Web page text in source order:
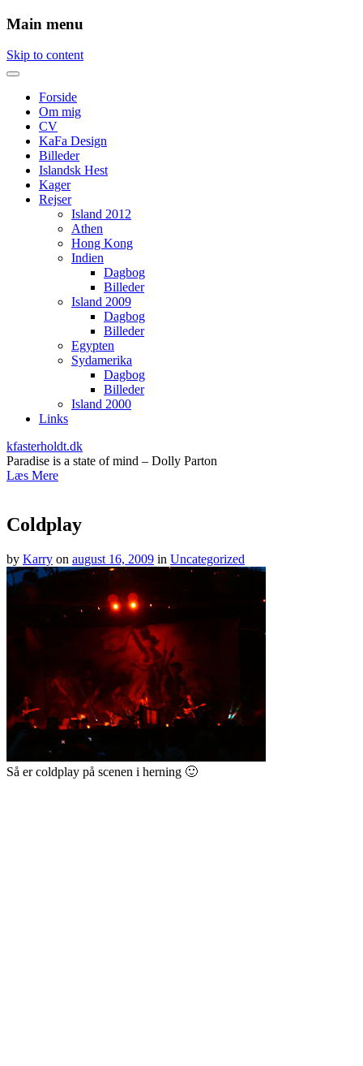
Main menu
Skip to content
Forside
Om mig
CV
KaFa Design
Billeder
Islandsk Hest
Kager
Rejser
Island 2012
Athen
Hong Kong
Indien
Dagbog
Billeder
Island 2009
Dagbog
Billeder
Egypten
Sydamerika
Dagbog
Billeder
Island 2000
Links
kfasterholdt.dk
Paradise is a state of mind – Dolly Parton
Læs Mere
Coldplay
by Karry on august 16, 2009 in Uncategorized
Så er coldplay på scenen i herning 🙂